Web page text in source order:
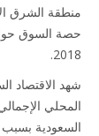
الشرق الأوسط
الاقتصاد
بسبب